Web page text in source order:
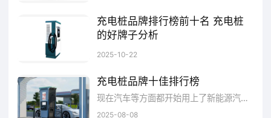
充电桩品牌排行榜前十名 充电桩
的好牌子分析
2025-10-22
充电桩品牌十佳排行榜
现在汽车等方面都开始用上了新能源汽车，越来越多车行都开始使用了，那么其中充电桩是不可缺少了，什么是充电桩呢?充电桩其功能类似于加油站里面的加油机，可以固定在地面或墙壁，安装于公共建筑，比如公共楼宇、商场、公共停车场等和居民小区停车场或充电站内，可以根据不同的电压等级为各种型号的电动汽车充电。 充电桩具有方便快捷的特点。该充电器所占体积比较小，安装使用方便，具备220V交流电源即可安装和使用。无需雇佣专人值守，减少了人工成本，而且是自动进行工作的，现在越来越多的人开始使用新能源的出行工具了。
2025-08-08